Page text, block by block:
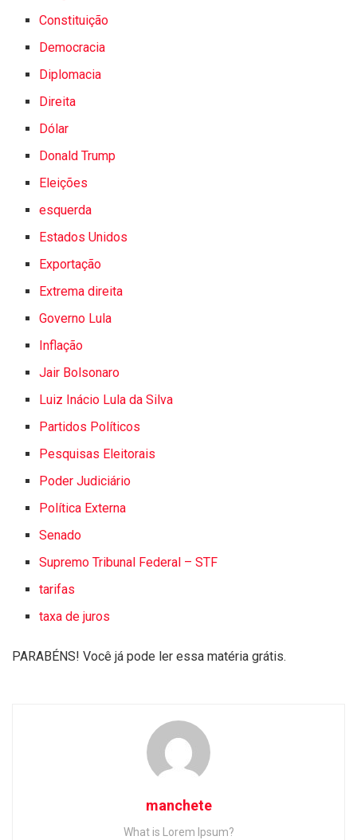
Constituição
Democracia
Diplomacia
Direita
Dólar
Donald Trump
Eleições
esquerda
Estados Unidos
Exportação
Extrema direita
Governo Lula
Inflação
Jair Bolsonaro
Luiz Inácio Lula da Silva
Partidos Políticos
Pesquisas Eleitorais
Poder Judiciário
Política Externa
Senado
Supremo Tribunal Federal – STF
tarifas
taxa de juros
PARABÉNS! Você já pode ler essa matéria grátis.
manchete
What is Lorem Ipsum?